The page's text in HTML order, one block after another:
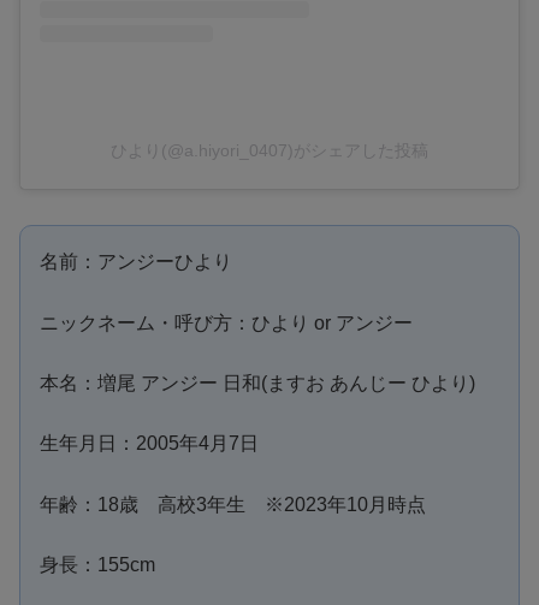
ひより(@a.hiyori_0407)がシェアした投稿
名前：アンジーひより
ニックネーム・呼び方：ひより or アンジー
本名：増尾 アンジー 日和(ますお あんじー ひより)
生年月日：2005年4月7日
年齢：18歳 高校3年生 ※2023年10月時点
身長：155cm